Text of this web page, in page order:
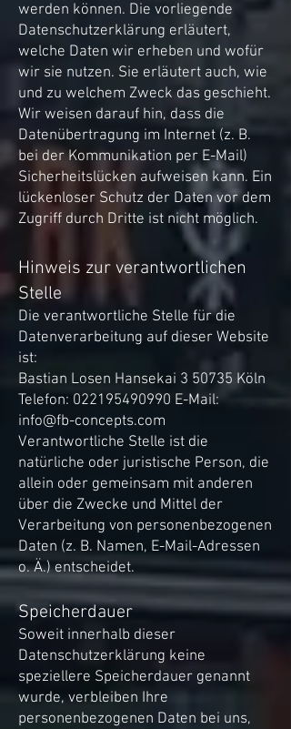
werden können. Die vorliegende
Datenschutzerklärung erläutert,
welche Daten wir erheben und wofür
wir sie nutzen. Sie erläutert auch, wie
und zu welchem Zweck das geschieht.
Wir weisen darauf hin, dass die
Datenübertragung im Internet (z. B.
bei der Kommunikation per E-Mail)
Sicherheitslücken aufweisen kann. Ein
lückenloser Schutz der Daten vor dem
Zugriff durch Dritte ist nicht möglich.
Hinweis zur verantwortlichen
Stelle
Die verantwortliche Stelle für die
Datenverarbeitung auf dieser Website
ist:
Bastian Losen Hansekai 3 50735 Köln
Telefon: 022195490990 E-Mail:
info@fb-concepts.com
Verantwortliche Stelle ist die
natürliche oder juristische Person, die
allein oder gemeinsam mit anderen
über die Zwecke und Mittel der
Verarbeitung von personenbezogenen
Daten (z. B. Namen, E-Mail-Adressen
o. Ä.) entscheidet.
Speicherdauer
Soweit innerhalb dieser
Datenschutzerklärung keine
speziellere Speicherdauer genannt
wurde, verbleiben Ihre
personenbezogenen Daten bei uns,